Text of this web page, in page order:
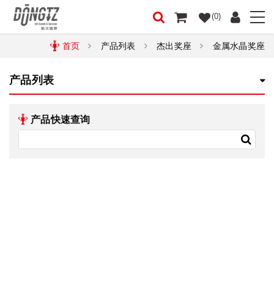
(0)
首页 产品列表 杰出奖座 金属水晶奖座
产品列表
产品快速查询